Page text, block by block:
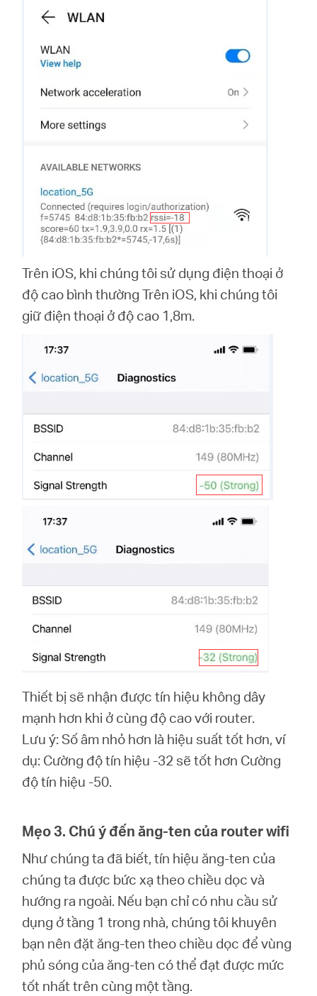
Trên iOS, khi chúng tôi sử dụng điện thoại ở
độ cao bình thường Trên iOS, khi chúng tôi
giữ điện thoại ở độ cao 1,8m.
Thiết bị sẽ nhận được tín hiệu không dây
mạnh hơn khi ở cùng độ cao với router.
Lưu ý: Số âm nhỏ hơn là hiệu suất tốt hơn, ví
dụ: Cường độ tín hiệu -32 sẽ tốt hơn Cường
độ tín hiệu -50.
Mẹo 3. Chú ý đến ăng-ten của router wifi
Như chúng ta đã biết, tín hiệu ăng-ten của
chúng ta được bức xạ theo chiều dọc và
hướng ra ngoài. Nếu bạn chỉ có nhu cầu sử
dụng ở tầng 1 trong nhà, chúng tôi khuyên
bạn nên đặt ăng-ten theo chiều dọc để vùng
phủ sóng của ăng-ten có thể đạt được mức
tốt nhất trên cùng một tầng.